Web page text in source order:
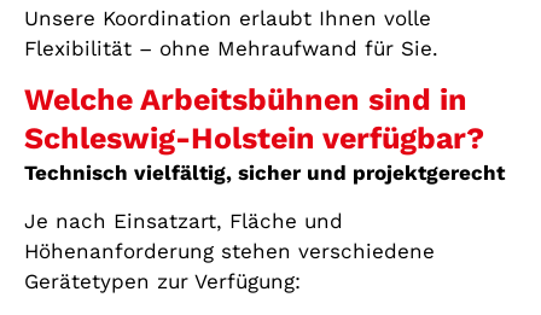
Unsere Koordination erlaubt Ihnen volle
Flexibilität – ohne Mehraufwand für Sie.
Welche Arbeitsbühnen sind in
Schleswig-Holstein verfügbar?
Technisch vielfältig, sicher und projektgerecht
Je nach Einsatzart, Fläche und
Höhenanforderung stehen verschiedene
Gerätetypen zur Verfügung: